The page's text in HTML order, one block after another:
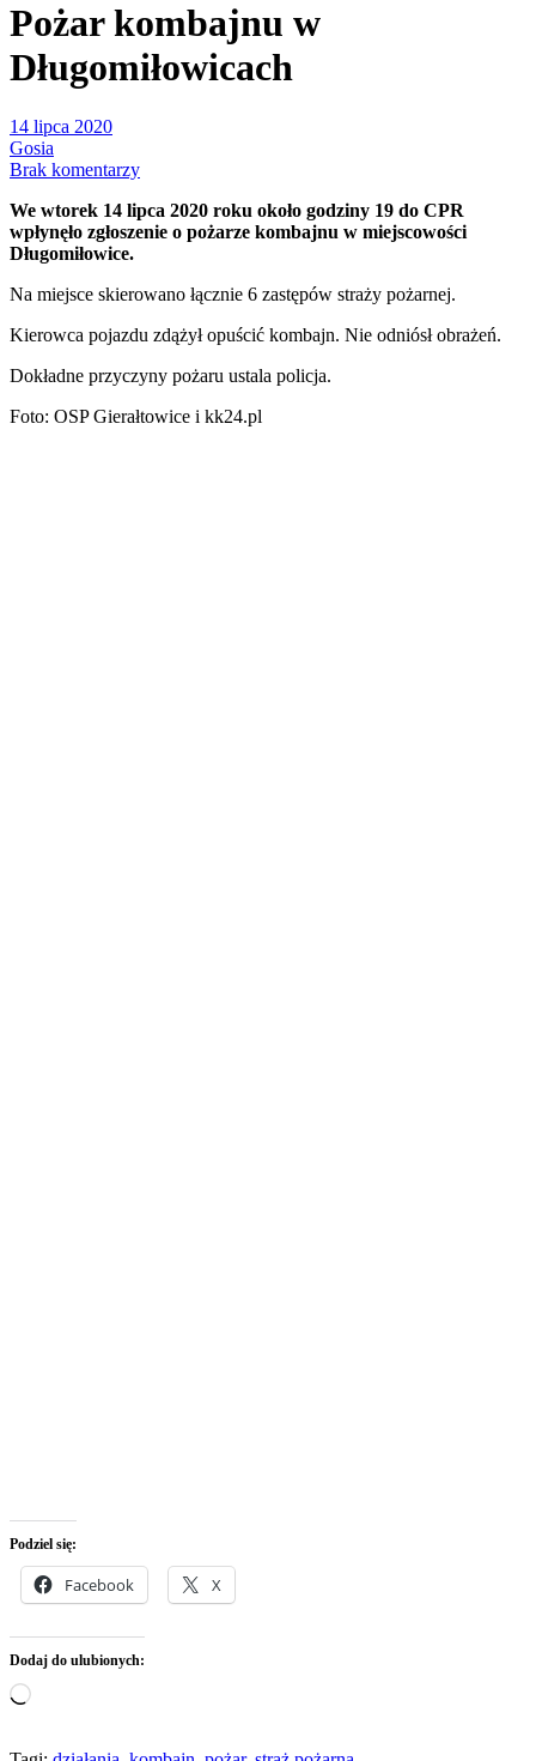
Pożar kombajnu w
Długomiłowicach
14 lipca 2020
Gosia
Brak komentarzy
We wtorek 14 lipca 2020 roku około godziny 19 do CPR
wpłynęło zgłoszenie o pożarze kombajnu w miejscowości
Długomiłowice.
Na miejsce skierowano łącznie 6 zastępów straży pożarnej.
Kierowca pojazdu zdążył opuścić kombajn. Nie odniósł obrażeń.
Dokładne przyczyny pożaru ustala policja.
Foto: OSP Gierałtowice i kk24.pl
Podziel się:
Facebook X
Dodaj do ulubionych:
Wczytywanie…